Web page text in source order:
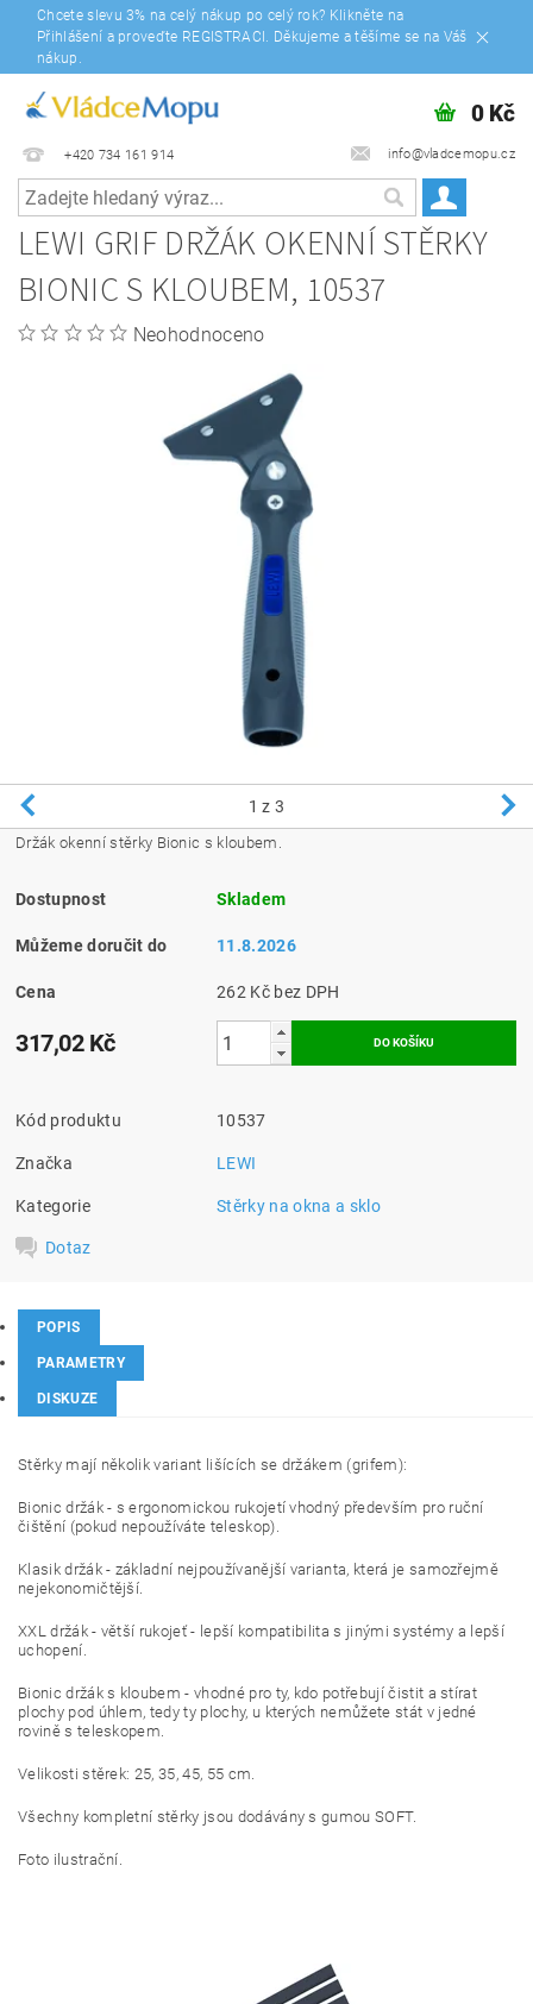
Chcete slevu 3% na celý nákup po celý rok? Klikněte na
Přihlášení a proveďte REGISTRACI. Děkujeme a těšíme se na Váš
nákup.
+420 734 161 914 info@vladcemopu.cz
0 Kč
LEWI GRIF DRŽÁK OKENNÍ STĚRKY
BIONIC S KLOUBEM, 10537
Neohodnoceno
1 z 3
Držák okenní stěrky Bionic s kloubem.
Dostupnost Skladem
Můžeme doručit do 11.8.2026
Cena 262 Kč bez DPH
317,02 Kč
Kód produktu 10537
Značka LEWI
Kategorie Stěrky na okna a sklo
Dotaz
POPIS
PARAMETRY
DISKUZE
Stěrky mají několik variant lišících se držákem (grifem):
Bionic držák - s ergonomickou rukojetí vhodný především pro ruční
čištění (pokud nepoužíváte teleskop).
Klasik držák - základní nejpoužívanější varianta, která je samozřejmě
nejekonomičtější.
XXL držák - větší rukojeť - lepší kompatibilita s jinými systémy a lepší
uchopení.
Bionic držák s kloubem - vhodné pro ty, kdo potřebují čistit a stírat
plochy pod úhlem, tedy ty plochy, u kterých nemůžete stát v jedné
rovině s teleskopem.
Velikosti stěrek: 25, 35, 45, 55 cm.
Všechny kompletní stěrky jsou dodávány s gumou SOFT.
Foto ilustrační.